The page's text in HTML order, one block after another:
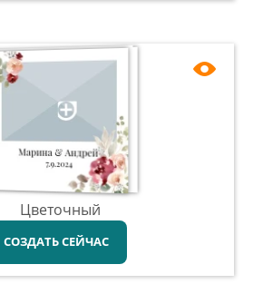
Цветочный
СОЗДАТЬ СЕЙЧАС